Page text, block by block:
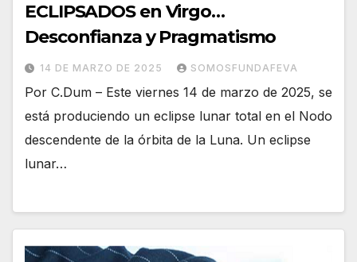
ECLIPSADOS en Virgo…
Desconfianza y Pragmatismo
14 DE MARZO DE 2025 SOMOSFUNDAFEVA
Por C.Dum – Este viernes 14 de marzo de 2025, se
está produciendo un eclipse lunar total en el Nodo
descendente de la órbita de la Luna. Un eclipse
lunar…